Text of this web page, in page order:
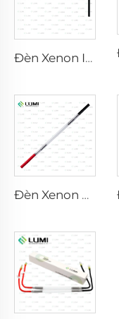
Đèn Xenon IPL P1541 – 9×45×100 mm
Đèn Xenon Laser L2021-7×65×130 mm